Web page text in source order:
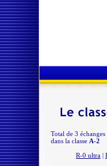
Total de 3
dans la classe A-2
R-0 ultra |